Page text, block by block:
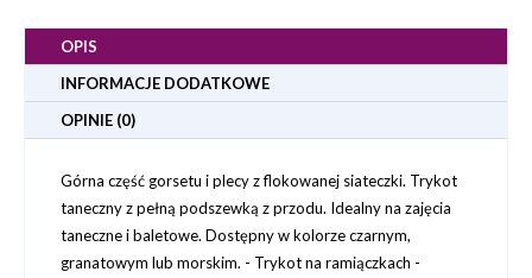
OPIS
INFORMACJE DODATKOWE
OPINIE (0)
Górna część gorsetu i plecy z flokowanej siateczki. Trykot
taneczny z pełną podszewką z przodu. Idealny na zajęcia
taneczne i baletowe. Dostępny w kolorze czarnym,
granatowym lub morskim. - Trykot na ramiączkach -